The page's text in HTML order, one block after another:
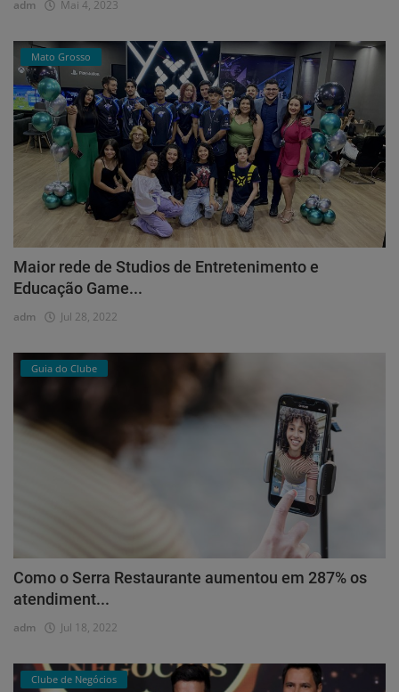
adm Mai 4, 2023
Mato Grosso
Maior rede de Studios de Entretenimento e
Educação Game...
adm Jul 28, 2022
Guia do Clube
Como o Serra Restaurante aumentou em 287% os
atendiment...
adm Jul 18, 2022
Clube de Negócios